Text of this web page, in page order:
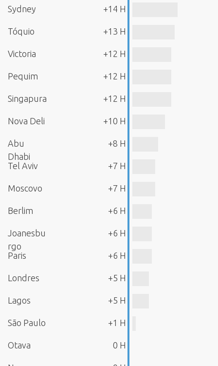
Sydney +14 H
Tóquio +13 H
Victoria +12 H
Pequim +12 H
Singapura +12 H
Nova Deli +10 H
Abu
Dhabi
+8 H
Tel Aviv +7 H
Moscovo +7 H
Berlim +6 H
Joanesbu
rgo
+6 H
Paris +6 H
Londres +5 H
Lagos +5 H
São Paulo +1 H
Otava 0 H